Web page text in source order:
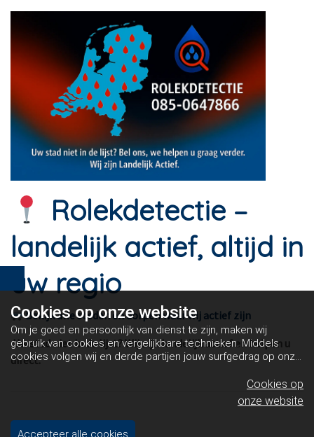
Rolekdetectie –
landelijk actief, altijd in
uw regio
Bekijk alle steden en dorpen waar wij actief zijn
Uw stad niet in de lijst? Wij zijn landelijk actief en helpen u
direct.
Cookies oponze website
Om je goed en persoonlijk van dienst te zijn, maken wij
gebruik van cookies en vergelijkbare technieken. Middels
cookies volgen wij en derde partijen jouw surfgedrag op onze
en dit maakt het voor jou mogelijk om informatie te delen via
Cookies op
onze website
Accepteer alle cookies